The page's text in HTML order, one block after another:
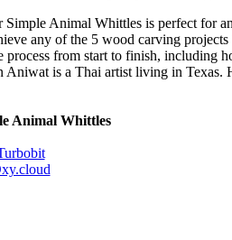
Animal Whittles is perfect for
any of the 5 wood carving projects
from start to finish, including
is a Thai artist living in
Animal Whittles